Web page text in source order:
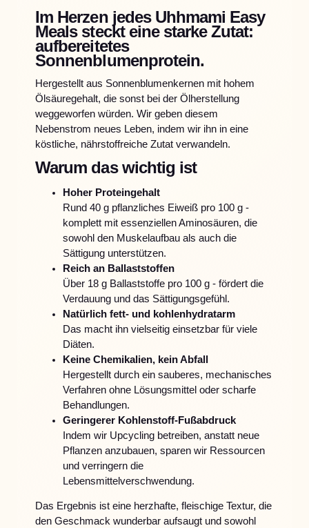
Im Herzen jedes Uhhmami Easy
Meals steckt eine starke Zutat:
aufbereitetes
Sonnenblumenprotein.
Hergestellt aus Sonnenblumenkernen mit hohem
Ölsäuregehalt, die sonst bei der Ölherstellung
weggeworfen würden. Wir geben diesem
Nebenstrom neues Leben, indem wir ihn in eine
köstliche, nährstoffreiche Zutat verwandeln.
Warum das wichtig ist
Hoher Proteingehalt
Rund 40 g pflanzliches Eiweiß pro 100 g -
komplett mit essenziellen Aminosäuren, die
sowohl den Muskelaufbau als auch die
Sättigung unterstützen.
Reich an Ballaststoffen
Über 18 g Ballaststoffe pro 100 g - fördert die
Verdauung und das Sättigungsgefühl.
Natürlich fett- und kohlenhydratarm
Das macht ihn vielseitig einsetzbar für viele
Diäten.
Keine Chemikalien, kein Abfall
Hergestellt durch ein sauberes, mechanisches
Verfahren ohne Lösungsmittel oder scharfe
Behandlungen.
Geringerer Kohlenstoff-Fußabdruck
Indem wir Upcycling betreiben, anstatt neue
Pflanzen anzubauen, sparen wir Ressourcen
und verringern die
Lebensmittelverschwendung.
Das Ergebnis ist eine herzhafte, fleischige Textur, die
den Geschmack wunderbar aufsaugt und sowohl